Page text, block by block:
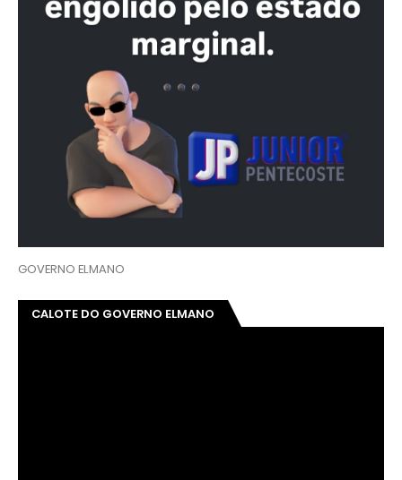
GOVERNO ELMANO
CALOTE DO GOVERNO ELMANO